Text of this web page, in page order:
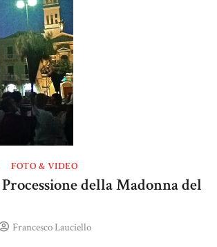
FOTO & VIDEO
della Madonna del
Francesco Lauciello